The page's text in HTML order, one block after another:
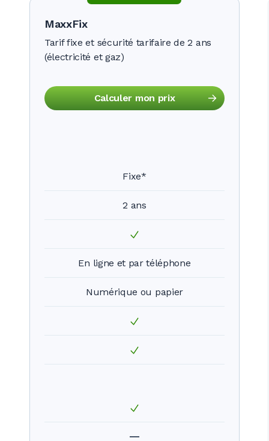
MaxxFix
Tarif fixe et sécurité tarifaire de 2 ans
(électricité et gaz)
Calculer mon prix
Fixe*
2 ans
En ligne et par téléphone
Numérique ou papier